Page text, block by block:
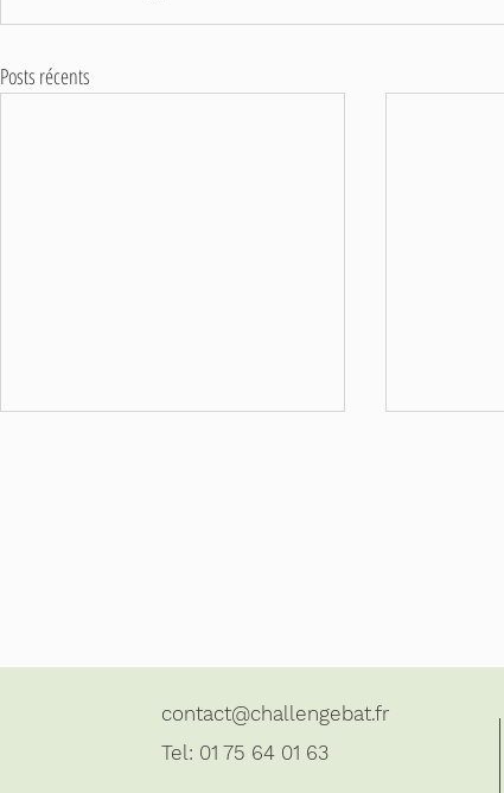
Posts récents
contact@challengebat.fr
Tel: 01 75 64 01 63